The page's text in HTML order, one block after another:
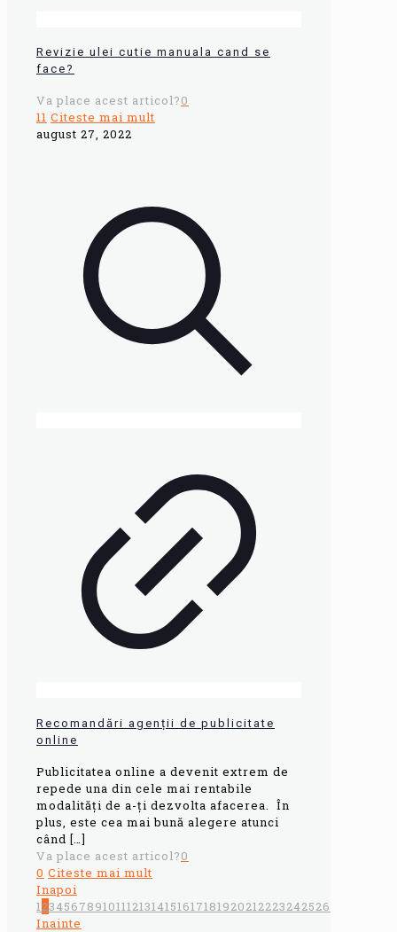
Revizie ulei cutie manuala cand se
face?
Va place acest articol?0
11 Citeste mai mult
august 27, 2022
Recomandări agenții de publicitate
online
Publicitatea online a devenit extrem de
repede una din cele mai rentabile
modalități de a-ți dezvolta afacerea. În
plus, este cea mai bună alegere atunci
când […]
Va place acest articol?0
0 Citeste mai mult
Inapoi
1234567891011121314151617181920212223242526
Inainte